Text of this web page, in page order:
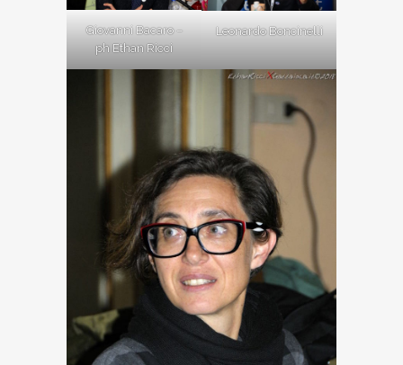
Giovanni Bacaro –
ph Ethan Ricci
Leonardo Boncinelli